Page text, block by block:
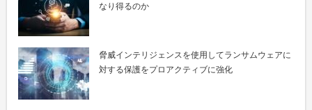
なり得るのか
脅威インテリジェンスを使用してランサムウェアに
対する保護をプロアクティブに強化